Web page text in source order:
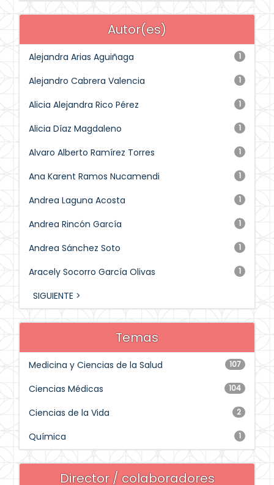
Autor(es)
1
Alejandra Arias Aguiñaga
1
Alejandro Cabrera Valencia
1
Alicia Alejandra Rico Pérez
1
Alicia Díaz Magdaleno
1
Alvaro Alberto Ramírez Torres
1
Ana Karent Ramos Nucamendi
1
Andrea Laguna Acosta
1
Andrea Rincón García
1
Andrea Sánchez Soto
1
Aracely Socorro García Olivas
SIGUIENTE >
Temas
107
Medicina y Ciencias de la Salud
104
Ciencias Médicas
2
Ciencias de la Vida
1
Química
Director / colaboradores